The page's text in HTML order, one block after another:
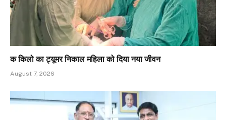
क किलो का ट्यूमर निकाल महिला को दिया नया जीवन
August 7, 2026